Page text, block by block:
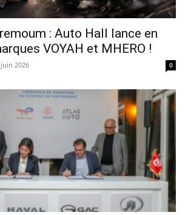
: Auto Hall lance en
VOYAH et MHERO !
2026 0